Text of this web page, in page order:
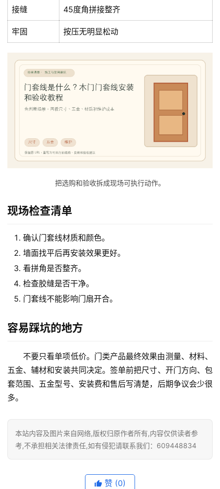
卫
间
门
安
装
安
装
维
修
资
联
系
我
们
登录
接缝 45度角拼接整齐
牢固 按压无明显松动
把选购和验收拆成现场可执行动作。
现场检查清单
确认门套线材质和颜色。
墙面找平后再安装效果更好。
看拼角是否整齐。
检查胶缝是否干净。
门套线不能影响门扇开合。
容易踩坑的地方
不要只看单项低价。门类产品最终效果由测量、材料、
五金、辅材和安装共同决定。签单前把尺寸、开门方向、包
套范围、五金型号、安装费和售后写清楚，后期争议会少很
多。
本站内容及图片来自网络,版权归原作者所有,内容仅供读者参
考,不承担相关法律责任,如有侵犯请联系我们：609448834
赞 (0)